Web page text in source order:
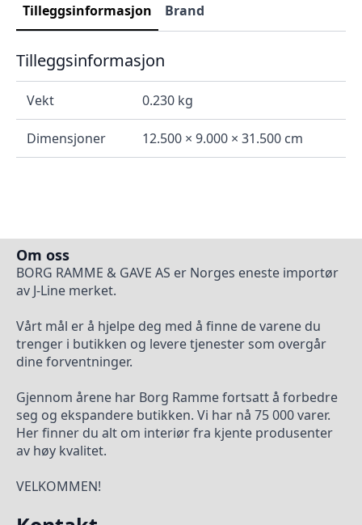
Tilleggsinformasjon Brand
Tilleggsinformasjon
Vekt 0.230 kg
Dimensjoner 12.500 × 9.000 × 31.500 cm
Om oss
BORG RAMME & GAVE AS er Norges eneste importør
av J-Line merket.
Vårt mål er å hjelpe deg med å finne de varene du
trenger i butikken og levere tjenester som overgår
dine forventninger.
Gjennom årene har Borg Ramme fortsatt å forbedre
seg og ekspandere butikken. Vi har nå 75 000 varer.
Her finner du alt om interiør fra kjente produsenter
av høy kvalitet.
VELKOMMEN!